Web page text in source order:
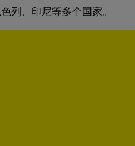
列、印尼等多个国家。